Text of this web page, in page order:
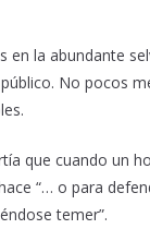
en la abundante
No pocos
que cuando un
“… o para
temer”.